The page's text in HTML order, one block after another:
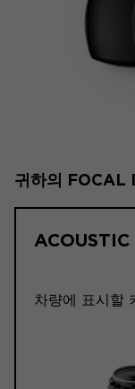
귀하의 FOCAL
차량에 표시할